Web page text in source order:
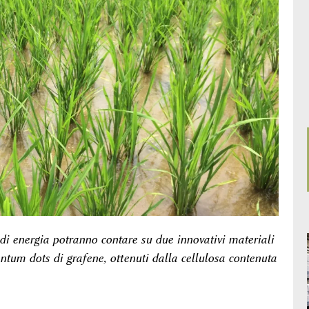
energia potranno contare su due innovativi materiali
dots di grafene, ottenuti dalla cellulosa contenuta